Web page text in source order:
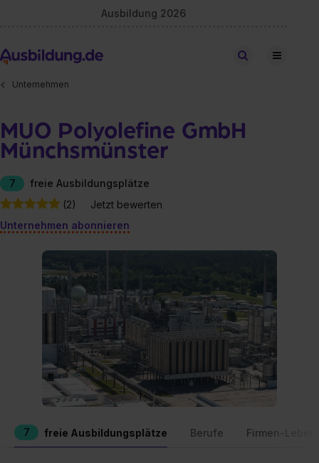
Ausbildung 2026
Stellen finden
Unternehmen
MUO Polyolefine GmbH
Münchsmünster
7
freie Ausbildungsplätze
(2)
Jetzt bewerten
Unternehmen abonnieren
7 freie Ausbildungsplätze Berufe Firmen-